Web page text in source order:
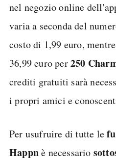
nel negozio online
varia a seconda del
costo di 1,99 euro,
36,99 euro per250
crediti gratuiti sarà
i propri amici e
Per usufruire di tutte le
Happnè necessario